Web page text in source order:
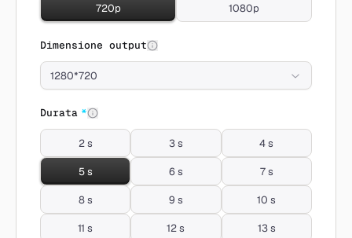
720p 1080p
Dimensione output
1280*720
Durata *
2 s 3 s 4 s
5 s 6 s 7 s
8 s 9 s 10 s
11 s 12 s 13 s